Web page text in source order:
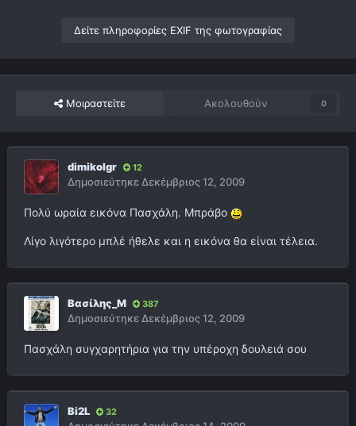
Δείτε πληροφορίες EXIF της φωτογραφίας
Μοιραστείτε Ακολουθούν 0
dimikolgr 12
ΔημοσιεύτηκεΔεκέμβριος 12, 2009
Πολύ ωραία εικόνα Πασχάλη. Μπράβο
Λίγο λιγότερο μπλέ ήθελε και η εικόνα θα είναι τέλεια.
Βασίλης_Μ 387
ΔημοσιεύτηκεΔεκέμβριος 12, 2009
Πασχάλη συγχαρητήρια για την υπέροχη δουλειά σου
Bi2L 32